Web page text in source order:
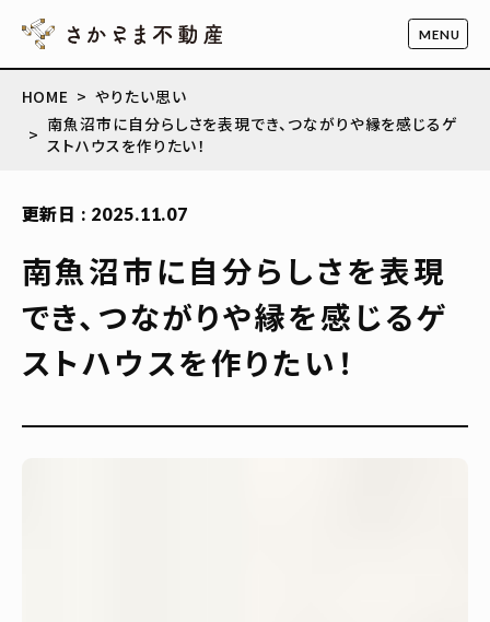
HOME
やりたい思い
南魚沼市に自分らしさを表現でき、つながりや縁を感じるゲ
ストハウスを作りたい！
更新日 : 2025.11.07
南魚沼市に自分らしさを表現
でき、つながりや縁を感じるゲ
ストハウスを作りたい！